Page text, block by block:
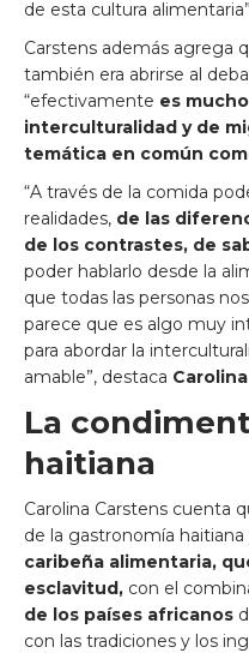
de esta cultura
Carstens además agrega
también era abrirse al
“efectivamente es
interculturalidad y de
temática en común
“A través de la comida
realidades, de las
de los contrastes, de
poder hablarlo desde la
que todas las personas
parece que es algo muy
para abordar la
amable”, destaca
La
haitiana
Carolina Carstens cuenta
de la gastronomía haitiana
caribeña alimentaria,
esclavitud, con el
de los países africanos
con las tradiciones y los